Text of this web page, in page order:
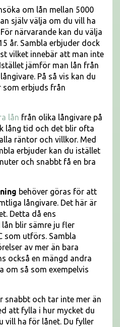
om lån mellan 5000
själv välja om du vill ha
närvarande kan du välja
år. Sambla erbjuder dock
vilket innebär att man inte
jämför man lån från
På så vis kan du
som erbjuds från
lån från olika långivare på
lång tid och det blir ofta
räntor och villkor. Med
erbjuder kan du istället
och snabbt få en bra
behöver göras för att
långivare. Det här är
Detta då ens
blir sämre ju fler
som utförs. Sambla
av mer än bara
också en mängd andra
om så som exempelvis
snabbt och tar inte mer än
att fylla i hur mycket du
vill ha för lånet. Du fyller